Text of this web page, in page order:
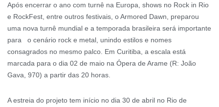
Após encerrar o ano com turnê na Europa, shows no Rock in Rio
e RockFest, entre outros festivais, o Armored Dawn, preparou
uma nova turnê mundial e a temporada brasileira será importante
para o cenário rock e metal, unindo estilos e nomes
consagrados no mesmo palco. Em Curitiba, a escala está
marcada para o dia 02 de maio na Ópera de Arame (R: João
Gava, 970) a partir das 20 horas.
A estreia do projeto tem início no dia 30 de abril no Rio de